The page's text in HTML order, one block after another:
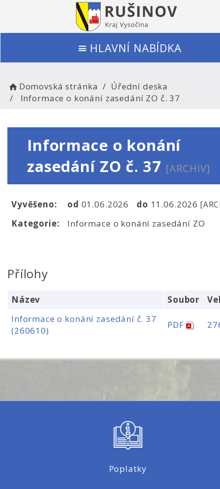
HLAVNÍ NABÍDKA
Domovská stránka
Úřední deska
Informace o konání zasedání ZO č. 37
Informace o konání
zasedání ZO č. 37 [ARCHIV]
Vyvěšeno: od 01.06.2026 do 11.06.2026
Kategorie: Informace o konání zasedání ZO
Přílohy
Název Soubor
Informace o konání zasedání č. 37
(260610)
PDF
Poplatky